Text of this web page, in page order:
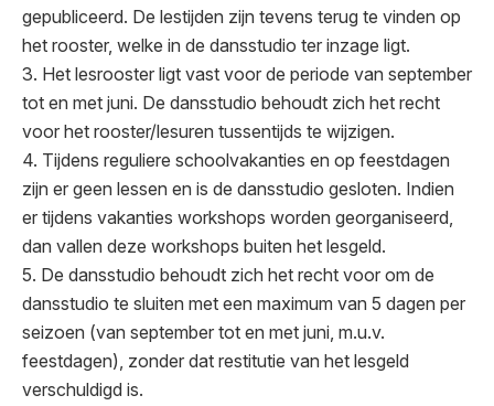
gepubliceerd. De lestijden zijn tevens terug te vinden op
het rooster, welke in de dansstudio ter inzage ligt.
3. Het lesrooster ligt vast voor de periode van september
tot en met juni. De dansstudio behoudt zich het recht
voor het rooster/lesuren tussentijds te wijzigen.
4. Tijdens reguliere schoolvakanties en op feestdagen
zijn er geen lessen en is de dansstudio gesloten. Indien
er tijdens vakanties workshops worden georganiseerd,
dan vallen deze workshops buiten het lesgeld.
5. De dansstudio behoudt zich het recht voor om de
dansstudio te sluiten met een maximum van 5 dagen per
seizoen (van september tot en met juni, m.u.v.
feestdagen), zonder dat restitutie van het lesgeld
verschuldigd is.